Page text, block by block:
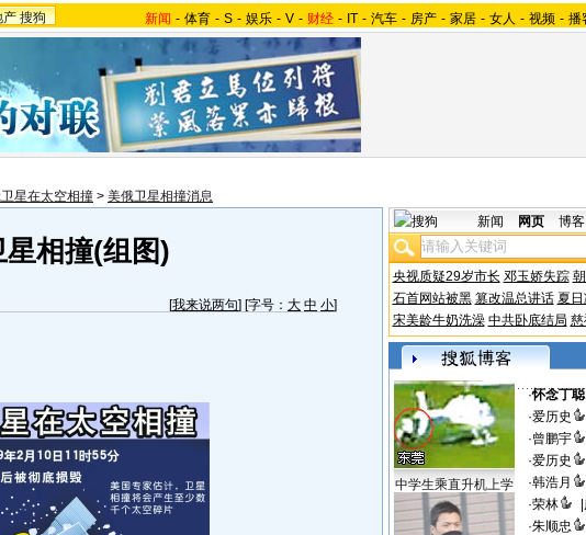
产 搜狗 新闻 - 体育 - S - 娱乐 - V - 财经 - IT - 汽车 - 房产 - 家居 - 女人 - 视频 - 播
星在太空相撞 > 美俄卫星相撞消息
相撞(组图)
[我来说两句] [字号： 大 中 小]
新闻 网页 博客
央视质疑29岁市长 邓玉娇失踪
石首网站被黑 篡改温总讲话 夏
宋美龄牛奶洗澡 中共卧底结局 慈
中学生乘直升机上学
·怀念丁
·爱历史
·曾鹏宇
·爱历史
·韩浩月
·荣林
·朱顺忠